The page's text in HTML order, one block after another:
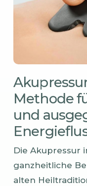
Methode
und
Die Akupressur
ganzheitliche
alten